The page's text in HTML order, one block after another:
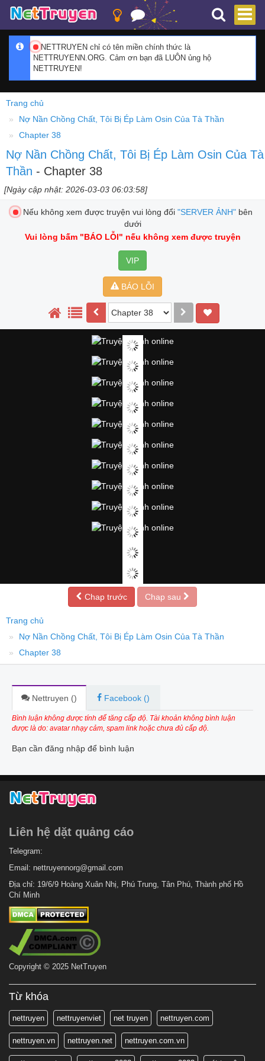
NETTRUYEN chỉ có tên miền chính thức là
NETTRUYENN.ORG. Cảm ơn bạn đã LUÔN ủng hộ
NETTRUYEN!
Trang chủ
Nợ Nần Chồng Chất, Tôi Bị Ép Làm Osin Của Tà Thần
Chapter 38
Nợ Nần Chồng Chất, Tôi Bị Ép Làm Osin Của Tà
Thần - Chapter 38
[Ngày cập nhật: 2026-03-03 06:03:58]
Nếu không xem được truyện vui lòng đổi "SERVER ẢNH"bên
dưới
Vui lòng bấm "BÁO LỖI" nếu không xem được truyện
VIP
BÁO LỖI
Chap trước Chap sau
Trang chủ
Nợ Nần Chồng Chất, Tôi Bị Ép Làm Osin Của Tà Thần
Chapter 38
Nettruyen () Facebook ()
Bình luận không được tính để tăng cấp độ. Tài khoản không bình luận
được là do: avatar nhạy cảm, spam link hoặc chưa đủ cấp độ.
Bạn cần đăng nhập để bình luận
Liên hệ dặt quảng cáo
Telegram:
Email: nettruyennorg@gmail.com
Địa chỉ: 19/6/9 Hoàng Xuân Nhị, Phú Trung, Tân Phú, Thành phố Hồ
Chí Minh
Copyright © 2025 NetTruyen
Từ khóa
nettruyen nettruyenviet net truyen nettruyen.com
nettruyen.vn nettruyen.net nettruyen.com.vn